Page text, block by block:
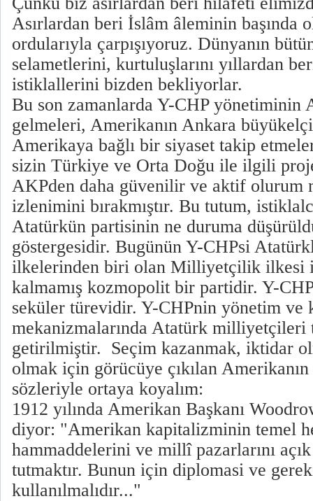
Asırlardan beri İslâm âleminin başında
ordularıyla çarpışıyoruz. Dünyanın
selametlerini, kurtuluşlarını yıllardan
istiklallerini bizden bekliyorlar.
Bu son zamanlarda Y-CHP yönetiminin
gelmeleri, Amerikanın Ankara
Amerikaya bağlı bir siyaset takip
sizin Türkiye ve Orta Doğu ile ilgili
AKPden daha güvenilir ve aktif olurum
izlenimini bırakmıştır. Bu tutum,
Atatürkün partisinin ne duruma
göstergesidir. Bugünün Y-CHPsi
ilkelerinden biri olan Milliyetçilik ilkesi
kalmamış kozmopolit bir partidir. Y-
seküler türevidir. Y-CHPnin yönetim ve
mekanizmalarında Atatürk milliyetçileri
getirilmiştir. Seçim kazanmak, iktidar
olmak için görücüye çıkılan
sözleriyle ortaya koyalım:
1912 yılında Amerikan Başkanı
diyor: "Amerikan kapitalizminin temel
hammaddelerini ve millî pazarlarını
tutmaktır. Bunun için diplomasi ve
kullanılmalıdır..."